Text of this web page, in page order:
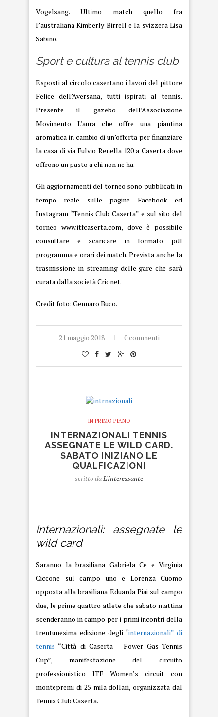
Vogelsang. Ultimo match quello fra
l’australiana Kimberly Birrell e la svizzera Lisa
Sabino.
Sport e cultura al tennis club
Esposti al circolo casertano i lavori del pittore
Felice dell’Aversana, tutti ispirati al tennis.
Presente il gazebo dell’Associazione
Movimento L’aura che offre una piantina
aromatica in cambio di un’offerta per finanziare
la casa di via Fulvio Renella 120 a Caserta dove
offrono un pasto a chi non ne ha.
Gli aggiornamenti del torneo sono pubblicati in
tempo reale sulle pagine Facebook ed
Instagram “Tennis Club Caserta” e sul sito del
torneowww.itfcaserta.com, dove è possibile
consultare e scaricare in formato pdf
programma e orari dei match.Prevista anche la
trasmissione in streaming delle gare che sarà
curata dalla società Crionet.
Credit foto: Gennaro Buco.
21 maggio 2018 0 commenti
IN PRIMO PIANO
INTERNAZIONALI TENNIS
ASSEGNATE LE WILD CARD.
SABATO INIZIANO LE
QUALFICAZIONI
scritto da L'Interessante
Internazionali: assegnate le
wild card
Saranno la brasiliana Gabriela Ce e Virginia
Ciccone sul campo uno e Lorenza Cuomo
opposta alla brasiliana Eduarda Piai sul campo
due, le prime quattro atlete che sabato mattina
scenderanno in campo per i primi incontri della
trentunesima edizione degli “internazionali” di
tennis “Città di Caserta – Power Gas Tennis
Cup”, manifestazione del circuito
professionistico ITF Women’s circuit con
montepremi di 25 mila dollari, organizzata dal
Tennis Club Caserta.